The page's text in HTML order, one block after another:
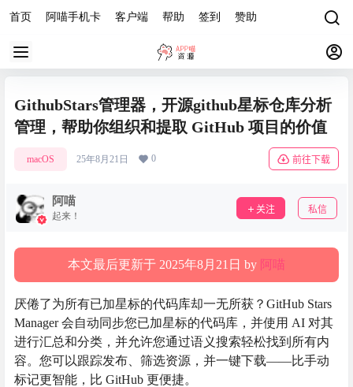
首页 阿喵手机卡 客户端 帮助 签到 赞助
GithubStars管理器，开源github星标仓库分析
管理，帮助你组织和提取 GitHub 项目的价值
macOS 25年8月21日 0 前往下载
阿喵
起来！
关注 私信
本文最后更新于 2025年8月21日 by 阿喵
厌倦了为所有已加星标的代码库却一无所获？GitHub Stars
Manager 会自动同步您已加星标的代码库，并使用 AI 对其
进行汇总和分类，并允许您通过语义搜索轻松找到所有内
容。您可以跟踪发布、筛选资源，并一键下载——比手动
标记更智能，比 GitHub 更便捷。